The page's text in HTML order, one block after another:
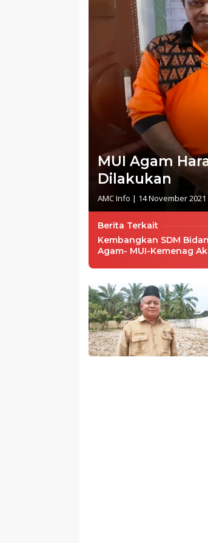
MUI Agam
Dilakukan
AMC Info | 14 November 2021
Berita Terkait
Kembangkan SDM
Agam- MUI-Kemenag